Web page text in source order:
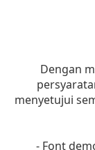
Dengan
menyetujui
- Font